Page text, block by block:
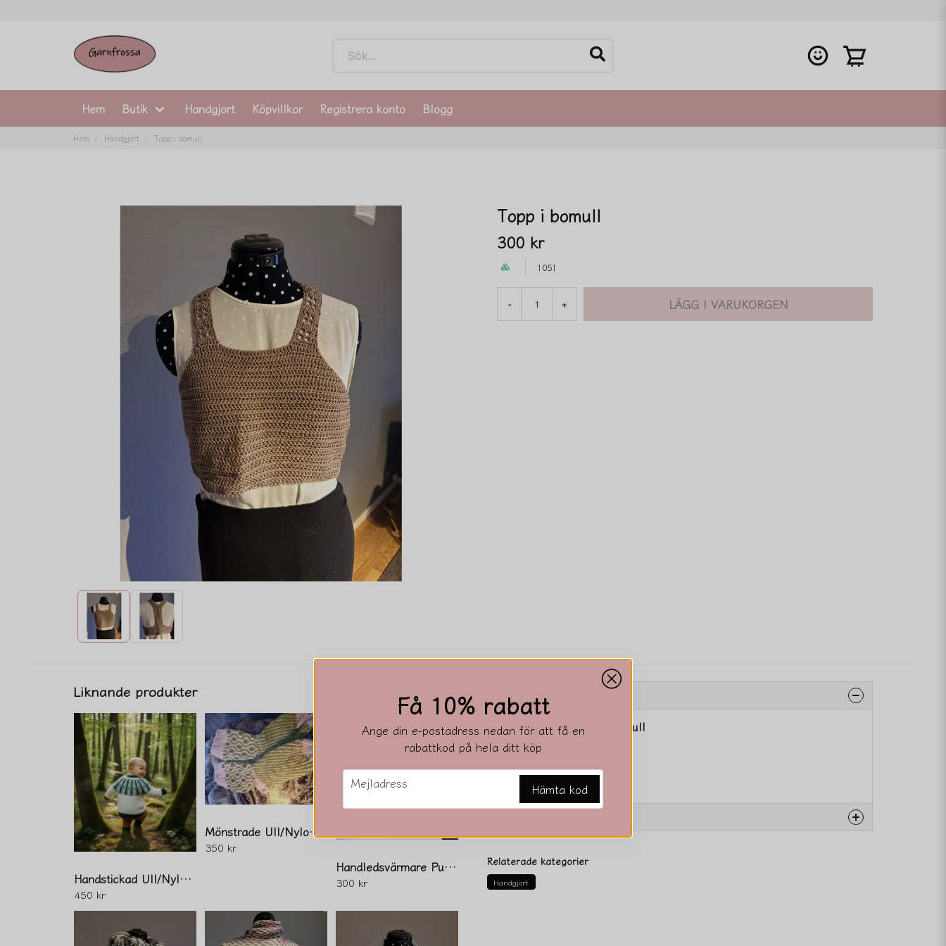
Hem Butik Handgjort Köpvillkor Registrera konto Blogg
Hem Handgjort Topp i bomull
Topp i bomull
300 kr
1051
- + LÄGG I VARUKORGEN
Liknande produkter
Handstickad Ull/Nylon Tröja för 12-18 mån
450 kr
Mönstrade Ull/Nylon-Sockor
350 kr
Handledsvärmare Pulsvärmare
300 kr
Beskrivning
Beskrivning av Topp i bomull
Vidd ca 45 cm
Längd ca 36 cm
Fråga oss något om denna produkten...
Relaterade kategorier
Handgjort
Få 10% rabatt
Ange din e-postadress nedan för att få en
rabattkod på hela ditt köp
email
Mejladress Hämta kod